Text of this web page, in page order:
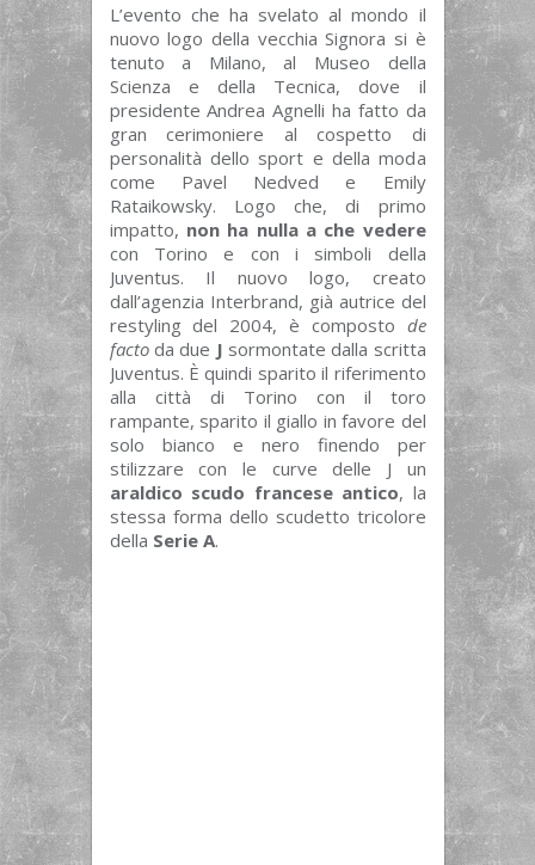
L’evento che ha svelato al mondo il
nuovo logo della vecchia Signora si è
tenuto a Milano, al Museo della
Scienza e della Tecnica, dove il
presidente Andrea Agnelli ha fatto da
gran cerimoniere al cospetto di
personalità dello sport e della moda
come Pavel Nedved e Emily
Rataikowsky. Logo che, di primo
impatto, non ha nulla a che vedere
con Torino e con i simboli della
Juventus. Il nuovo logo, creato
dall’agenzia Interbrand, già autrice del
restyling del 2004, è composto de
factoda due J sormontate dalla scritta
Juventus. È quindi sparito il riferimento
alla città di Torino con il toro
rampante, sparito il giallo in favore del
solo bianco e nero finendo per
stilizzare con le curve delle J un
araldico scudo francese antico, la
stessa forma dello scudetto tricolore
della Serie A.